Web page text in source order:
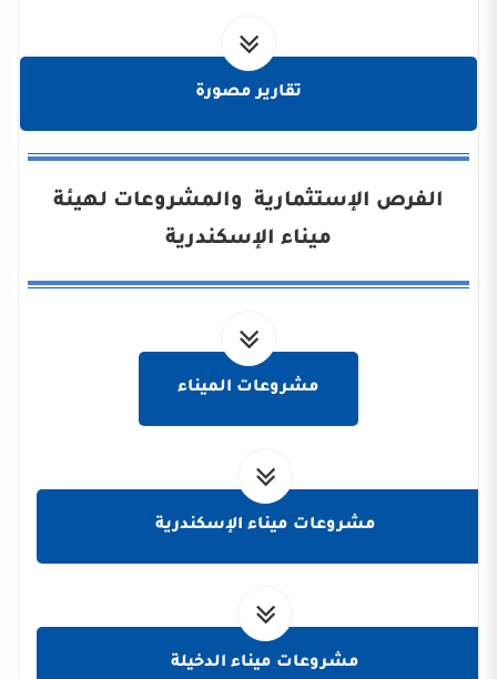
تقارير مصورة
الفرص الإستثمارية والمشروعات لهيئة
ميناء الإسكندرية
مشروعات الميناء
مشروعات ميناء الإسكندرية
مشروعات ميناء الدخيلة